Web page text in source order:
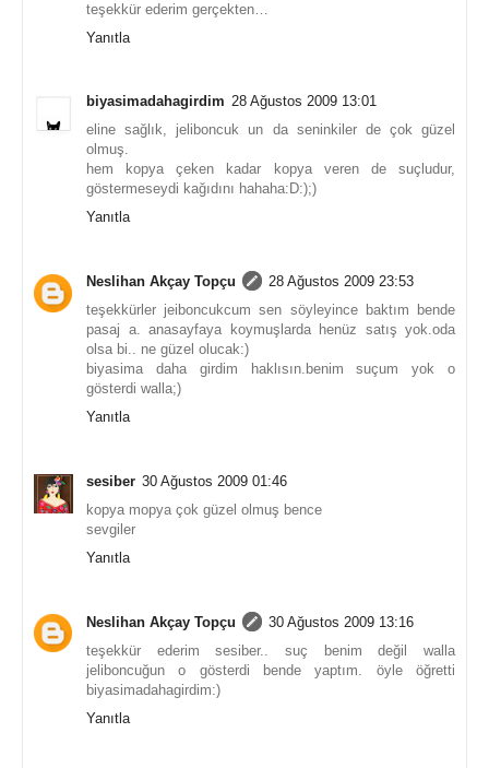
teşekkür ederim gerçekten…
Yanıtla
biyasimadahagirdim 28 Ağustos 2009 13:01
eline sağlık, jeliboncuk un da seninkiler de çok güzel
olmuş.
hem kopya çeken kadar kopya veren de suçludur,
göstermeseydi kağıdını hahaha:D:);)
Yanıtla
Neslihan Akçay Topçu
28 Ağustos 2009 23:53
teşekkürler jeiboncukcum sen söyleyince baktım bende
pasaj a. anasayfaya koymuşlarda henüz satış yok.oda
olsa bi.. ne güzel olucak:)
biyasima daha girdim haklısın.benim suçum yok o
gösterdi walla;)
Yanıtla
sesiber 30 Ağustos 2009 01:46
kopya mopya çok güzel olmuş bence
sevgiler
Yanıtla
Neslihan Akçay Topçu
30 Ağustos 2009 13:16
teşekkür ederim sesiber.. suç benim değil walla
jeliboncuğun o gösterdi bende yaptım. öyle öğretti
biyasimadahagirdim:)
Yanıtla